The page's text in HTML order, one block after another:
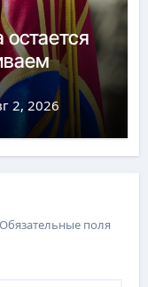
2, 2026
Обязательные поля